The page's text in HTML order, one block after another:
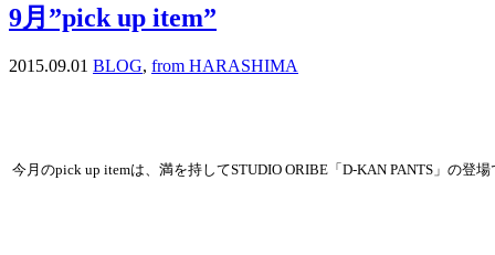
9月”pick up item”
2015.09.01 BLOG, from HARASHIMA
今月のpick up itemは、満を持してSTUDIO ORIBE「D-KAN PANTS」の登場